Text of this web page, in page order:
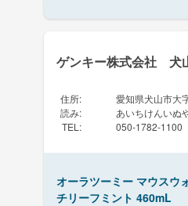
ゲンキー株式会社 犬
住所:
愛知県犬山市大
読み:
あいちけんいぬ
TEL : 050-1782-1100
オーラツーミー マウスウ
チリーフミント 460mL